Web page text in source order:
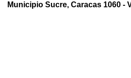
Municipio Sucre, Caracas 1060 -